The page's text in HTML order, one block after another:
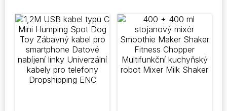
variant.
Možnosti
lze
vybrat
na
stránce